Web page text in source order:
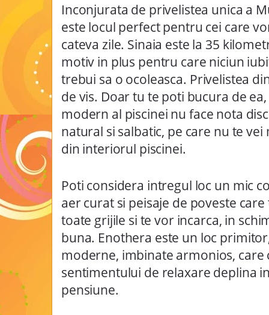
Inconjurata de privelistea unica a
este locul perfect pentru cei care vor
cateva zile. Sinaia este la 35
motiv in plus pentru care niciun
trebui sa o ocoleasca. Privelistea
de vis. Doar tu te poti bucura de
modern al piscinei nu face nota
natural si salbatic, pe care nu te
din interiorul piscinei.
Poti considera intregul loc un mic
aer curat si peisaje de poveste
toate grijile si te vor incarca, in
buna. Enothera este un loc
moderne, imbinate armonios,
sentimentului de relaxare deplina
pensiune.